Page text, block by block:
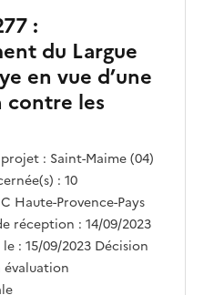
:
du Largue
en vue d’une
les
: Saint-Maime (04)
: 10
Haute-Provence-Pays
réception : 14/09/2023
: 15/09/2023 Décision
évaluation